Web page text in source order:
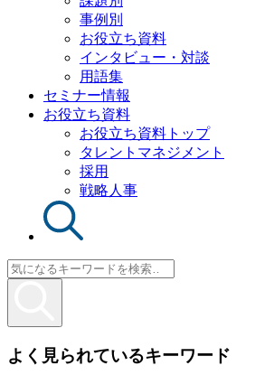
事例別
お役立ち資料
インタビュー・対談
用語集
セミナー情報
お役立ち資料
お役立ち資料トップ
タレントマネジメント
採用
戦略人事
よく見られているキーワード